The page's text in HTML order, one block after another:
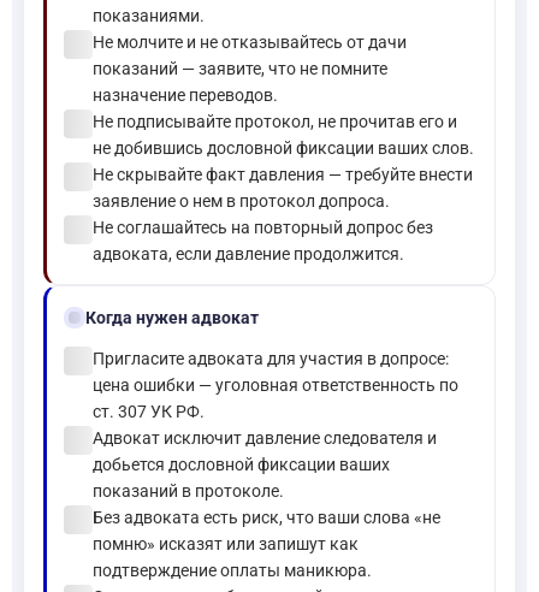
показаниями.
Не молчите и не отказывайтесь от дачи
показаний — заявите, что не помните
назначение переводов.
Не подписывайте протокол, не прочитав его и
не добившись дословной фиксации ваших слов.
Не скрывайте факт давления — требуйте внести
заявление о нем в протокол допроса.
Не соглашайтесь на повторный допрос без
адвоката, если давление продолжится.
gavelКогда нужен адвокат
Пригласите адвоката для участия в допросе:
цена ошибки — уголовная ответственность по
ст. 307 УК РФ.
Адвокат исключит давление следователя и
добьется дословной фиксации ваших
показаний в протоколе.
Без адвоката есть риск, что ваши слова «не
помню» исказят или запишут как
подтверждение оплаты маникюра.